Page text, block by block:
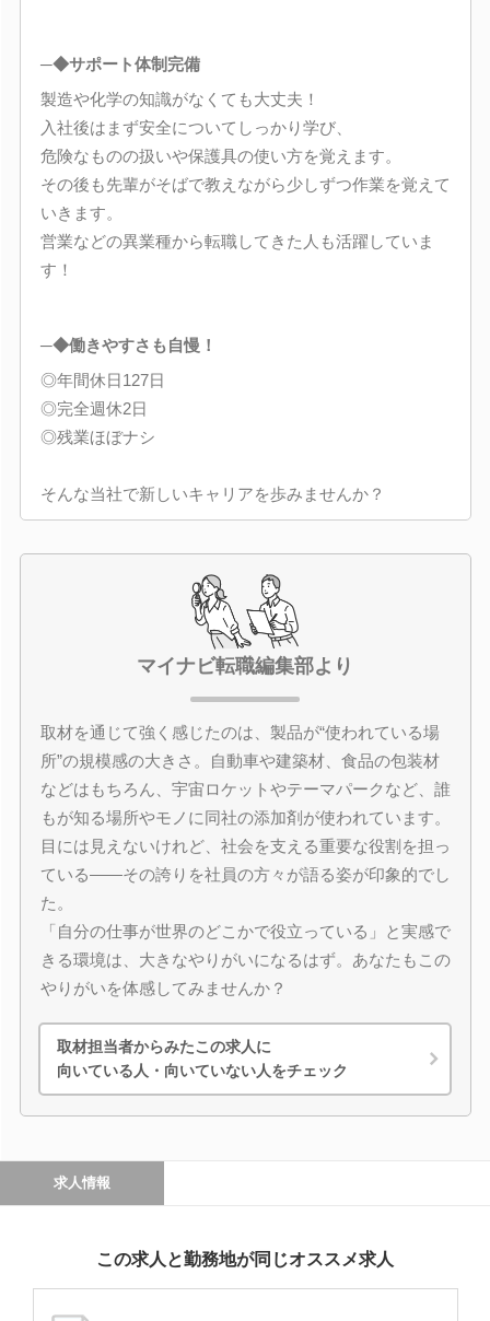
─◆サポート体制完備
製造や化学の知識がなくても大丈夫！
入社後はまず安全についてしっかり学び、
危険なものの扱いや保護具の使い方を覚えます。
その後も先輩がそばで教えながら少しずつ作業を覚えて
いきます。
営業などの異業種から転職してきた人も活躍していま
す！
─◆働きやすさも自慢！
◎年間休日127日
◎完全週休2日
◎残業ほぼナシ
そんな当社で新しいキャリアを歩みませんか？
マイナビ転職編集部より
取材を通じて強く感じたのは、製品が“使われている場
所”の規模感の大きさ。自動車や建築材、食品の包装材
などはもちろん、宇宙ロケットやテーマパークなど、誰
もが知る場所やモノに同社の添加剤が使われています。
目には見えないけれど、社会を支える重要な役割を担っ
ている――その誇りを社員の方々が語る姿が印象的でし
た。
「自分の仕事が世界のどこかで役立っている」と実感で
きる環境は、大きなやりがいになるはず。あなたもこの
やりがいを体感してみませんか？
取材担当者からみたこの求人に
向いている人・向いていない人をチェック
求人情報
この求人と勤務地が同じオススメ求人